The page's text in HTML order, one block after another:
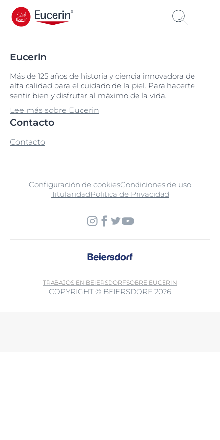
Eucerin
Más de 125 años de historia y ciencia innovadora de
alta calidad para el cuidado de la piel. Para hacerte
sentir bien y disfrutar al máximo de la vida.
Lee más sobre Eucerin
Contacto
Contacto
Configuración de cookiesCondiciones de uso
TitularidadPolítica de Privacidad
TRABAJOS EN BEIERSDORFSOBRE EUCERIN
COPYRIGHT © BEIERSDORF 2026